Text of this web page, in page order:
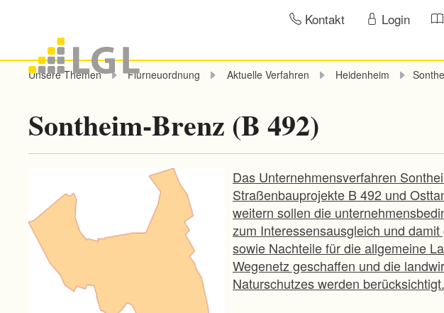
Kontakt Login
Unsere Themen Flurneuordnung Aktuelle Verfahren Heidenheim
Sontheim-Brenz (B 492)
Das Unternehmensverfahren
Straßenbauprojekte B 492 und
weitern sollen die
zum Interessensausgleich und
sowie Nachteile für die allgemeine
Wegenetz geschaffen und die
Naturschutzes werden berücksichtigt.